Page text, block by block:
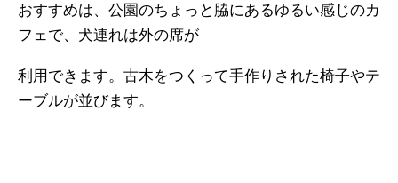
おすすめは、公園のちょっと脇にあるゆるい感じのカ
フェで、犬連れは外の席が
利用できます。古木をつくって手作りされた椅子やテ
ーブルが並びます。